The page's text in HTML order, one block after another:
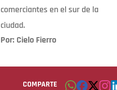
comerciantes en el sur de la
ciudad.
Por: Cielo Fierro
COMPARTE